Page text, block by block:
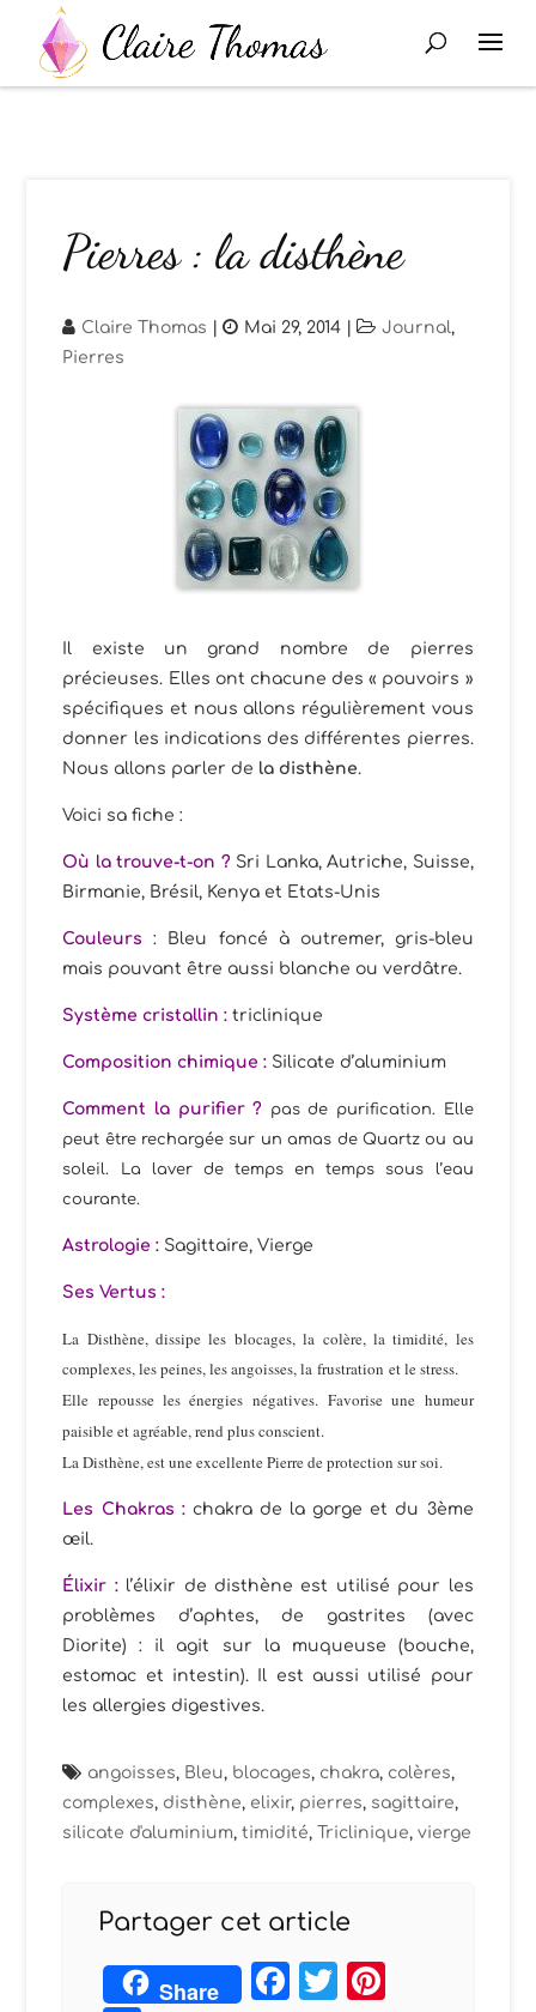
Pierres : la disthène
Claire Thomas | Mai 29, 2014 | Journal,
Pierres
Il existe un grand nombre de pierres
précieuses. Elles ont chacune des « pouvoirs »
spécifiques et nous allons régulièrement vous
donner les indications des différentes pierres.
Nous allons parler de la disthène.
Voici sa fiche :
Où la trouve-t-on ? Sri Lanka, Autriche, Suisse,
Birmanie, Brésil, Kenya et Etats-Unis
Couleurs : Bleu foncé à outremer, gris-bleu
mais pouvant être aussi blanche ou verdâtre.
Système cristallin : triclinique
Composition chimique : Silicate d’aluminium
Comment la purifier ? pas de purification. Elle
peut être rechargée sur un amas de Quartz ou au
soleil. La laver de temps en temps sous l’eau
courante.
Astrologie : Sagittaire, Vierge
SesVertus :
La Disthène, dissipe les blocages, la colère, la timidité, les
complexes, les peines, les angoisses, la frustration et le stress.
Elle repousse les énergies négatives. Favorise une humeur
paisible et agréable, rend plus conscient.
La Disthène, est une excellente Pierre de protection sur soi.
Les Chakras : chakra de la gorge et du 3ème
œil.
Élixir : l’élixir de disthène est utilisé pour les
problèmes d’aphtes, de gastrites (avec
Diorite) : il agit sur la muqueuse (bouche,
estomac et intestin). Il est aussi utilisé pour
les allergies digestives.
angoisses, Bleu, blocages, chakra, colères,
complexes, disthène, elixir, pierres, sagittaire,
silicate d'aluminium,timidité, Triclinique,vierge
Partager cet article
Share Facebook
Twitter